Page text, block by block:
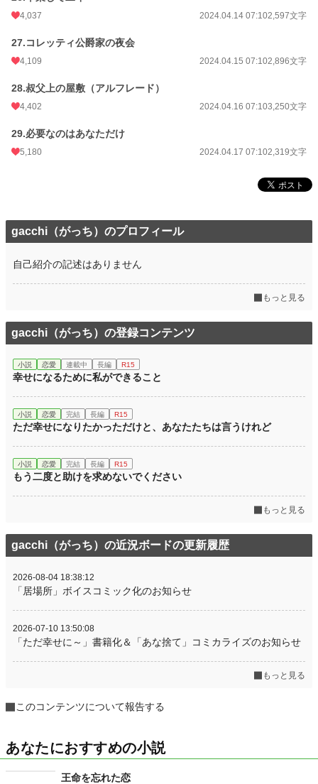
4,037 2024.04.14 07:102,597文字
27.コレッティ公爵家の夜会
4,109 2024.04.15 07:102,896文字
28.叔父上の屋敷（アルフレード）
4,402 2024.04.16 07:103,250文字
29.必要なのはあなただけ
5,180 2024.04.17 07:102,319文字
gacchi（がっち）のプロフィール
自己紹介の記述はありません
もっと見る
gacchi（がっち）の登録コンテンツ
小説 恋愛 連載中 長編 R15
幸せになるために私ができること
小説 恋愛 完結 長編 R15
ただ幸せになりたかっただけと、あなたたちは言うけれど
小説 恋愛 完結 長編 R15
もう二度と助けを求めないでください
もっと見る
gacchi（がっち）の近況ボードの更新履歴
2026-08-04 18:38:12
「居場所」ボイスコミック化のお知らせ
2026-07-10 13:50:08
「ただ幸せに～」書籍化＆「あな捨て」コミカライズのお知らせ
もっと見る
このコンテンツについて報告する
あなたにおすすめの小説
王命を忘れた恋